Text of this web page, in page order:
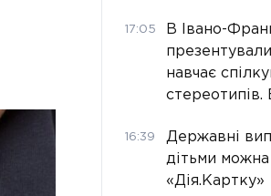
17:05
В Івано-
навчає
стереотипів.
16:39
Державні
дітьми
«Дія.Картку»